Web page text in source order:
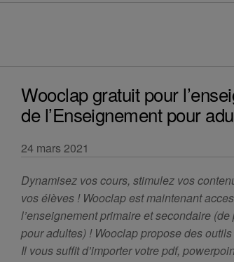
Wooclap gratuit pour
de l’Enseignement pour
24 mars 2021
Dynamisez vos cours, stimulez vos
vos élèves ! Wooclap est maintenant
l’enseignement primaire et secondaire
pour adultes) ! Wooclap propose des
Il vous suffit d’importer votre pdf,